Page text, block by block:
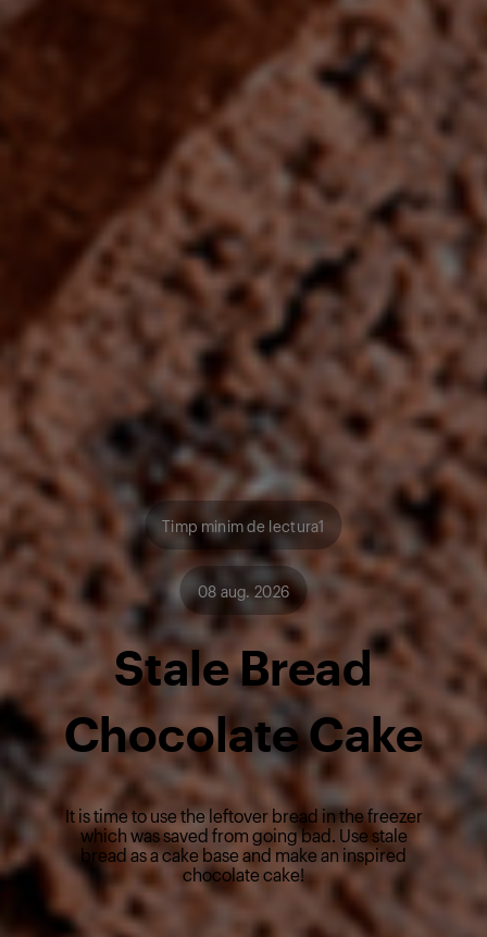
Timp minim de lectura1
08 aug. 2026
Stale Bread
Chocolate Cake
It is time to use the leftover bread in the freezer
which was saved from going bad. Use stale
bread as a cake base and make an inspired
chocolate cake!